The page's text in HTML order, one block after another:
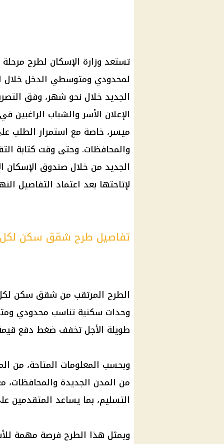
لمحدودي ومتوسطي الدخل خلال
الجديد خلال نحو شهر، وفق
الإعلان الأسر والشباب
ميسر، خاصة مع استمرار الطلب
والمحافظات. وحتى وقت كتابة
الجديد من خلال صندوق الإسكان
لإتاحتها بعد اعتماد التفاصيل
تفاصيل طرح شقق سكن لكل
وحدات سكنية تناسب محدودي
طويلة الأجل تخفف ضغط دفع
وبحسب المعلومات المتاحة، من
من المدن الجديدة والمحافظات،
التسليم، بما يساعد المتقدمين
ويمثل هذا الطرح فرصة مهمة